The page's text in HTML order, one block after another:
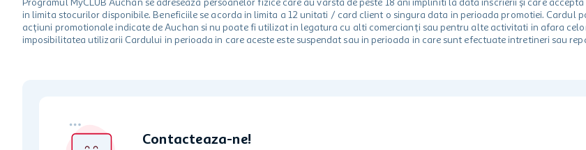
Programul MyCLUB Auchan se adreseaza persoanelor fizice care au varsta de peste 18 ani impliniti la data inscrierii și care
in limita stocurilor disponibile. Beneficiile se acorda in limita a 12 unitati / card client o singura data in perioada promotiei.
acțiuni promotionale indicate de Auchan si nu poate fi utilizat in legatura cu alti comercianți sau pentru alte activitati in afara
imposibilitatea utilizarii Cardului in perioada in care aceste este suspendat sau in perioada in care sunt efectuate intretineri sau
Contacteaza-ne!